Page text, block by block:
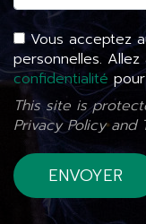
Vous acceptez
personnelles.
confidentialité
This site is
Privacy Policyand